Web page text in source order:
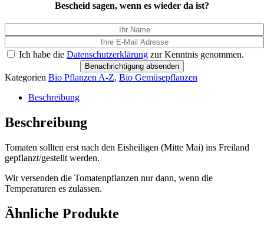
Bescheid sagen, wenn es wieder da ist?
Ich habe die Datenschutzerklärung zur Kenntnis genommen.
Benachrichtigung absenden
Kategorien Bio Pflanzen A-Z, Bio Gemüsepflanzen
Beschreibung
Beschreibung
Tomaten sollten erst nach den Eisheiligen (Mitte Mai) ins Freiland
gepflanzt/gestellt werden.
Wir versenden die Tomatenpflanzen nur dann, wenn die
Temperaturen es zulassen.
Ähnliche Produkte